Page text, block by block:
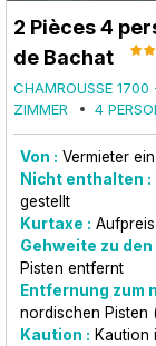
2 Pièces 4
de Bachat
CHAMROUSSE
ZIMMER
4
Von : Vermieter
Nicht enthalten :
gestellt
Kurtaxe : Aufpreis
Gehweite zu
Pisten entfernt
Entfernung zum
nordischen Pisten
Kaution : Kaution